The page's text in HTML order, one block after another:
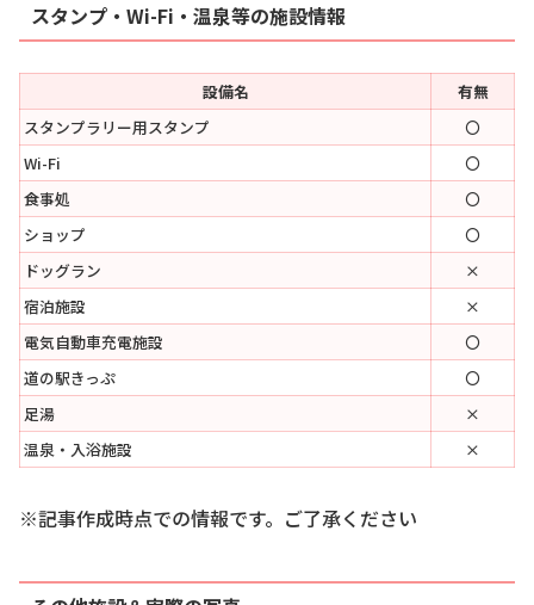
スタンプ・Wi-Fi・温泉等の施設情報
設備名
有無
スタンプラリー用スタンプ
〇
Wi-Fi
〇
食事処
〇
ショップ
〇
ドッグラン
×
宿泊施設
×
電気自動車充電施設
〇
道の駅きっぷ
〇
足湯
×
温泉・入浴施設
×
※記事作成時点での情報です。ご了承ください